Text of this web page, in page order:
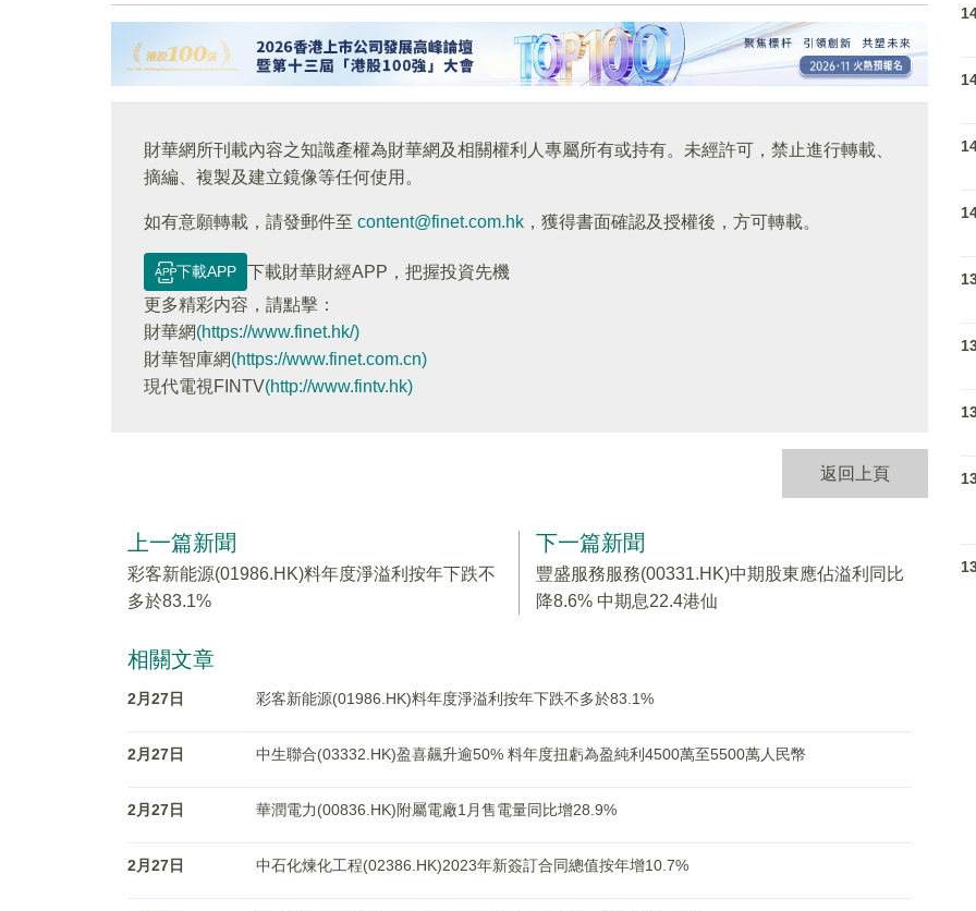
財華網所刊載內容之知識產權為財華網及相關權利人專屬所有或持有。未經許可，禁止進行轉載、
摘編、複製及建立鏡像等任何使用。
如有意願轉載，請發郵件至 content@finet.com.hk ，獲得書面確認及授權後，方可轉載。
下載APP
下載財華財經APP，把握投資先機
更多精彩内容，請點擊：
財華網(https://www.finet.hk/)
財華智庫網(https://www.finet.com.cn)
現代電視FINTV(http://www.fintv.hk)
返回上頁
上一篇新聞
彩客新能源(01986.HK)料年度淨溢利按年下跌不
多於83.1%
下一篇新聞
豐盛服務服務(00331.HK)中期股東應佔溢利同比
降8.6% 中期息22.4港仙
相關文章
2月27日 彩客新能源(01986.HK)料年度淨溢利按年下跌不多於83.1%
2月27日 中生聯合(03332.HK)盈喜飆升逾50% 料年度扭虧為盈純利4500萬至5500萬人民幣
2月27日 華潤電力(00836.HK)附屬電廠1月售電量同比增28.9%
2月27日 中石化煉化工程(02386.HK)2023年新簽訂合同總值按年增10.7%